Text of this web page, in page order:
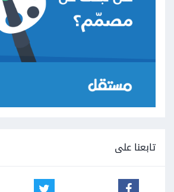
تابعنا على